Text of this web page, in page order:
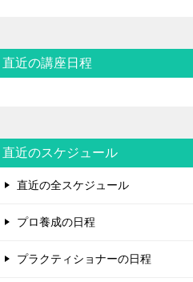
直近の講座日程
直近のスケジュール
直近の全スケジュール
プロ養成の日程
プラクティショナーの日程